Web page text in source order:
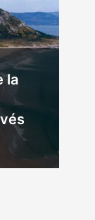
la